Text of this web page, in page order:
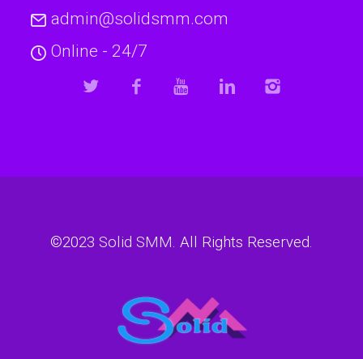
admin@solidsmm.com
Online - 24/7
©2023 Solid SMM. All Rights Reserved.